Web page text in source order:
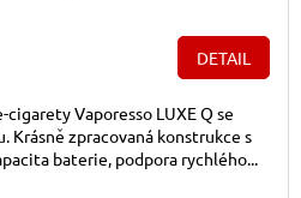
DETAIL
Vaporesso LUXE Q se
Krásně zpracovaná konstrukce s
baterie, podpora rychlého...